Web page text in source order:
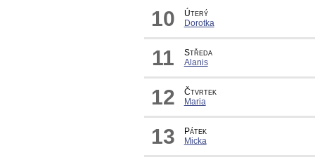
10
Úterý
Dorotka
11
Středa
Alanis
12
Čtvrtek
Maria
13
Pátek
Micka